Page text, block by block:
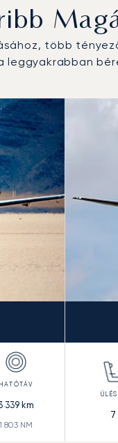
több
repülőgép-típus a
(km)
339km
1 803NM
7